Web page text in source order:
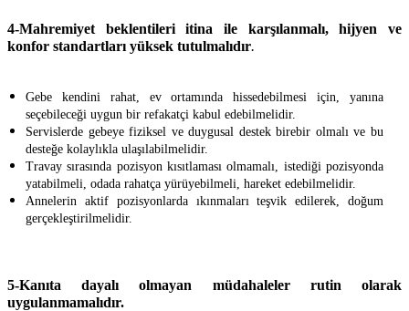
4-Mahremiyet beklentileri itina ile karşılanmalı, hijyen ve
konfor standartları yüksek tutulmalıdır.
Gebe kendini rahat, ev ortamında hissedebilmesi için, yanına
seçebileceği uygun bir refakatçi kabul edebilmelidir.
Servislerde gebeye fiziksel ve duygusal destek birebir olmalı ve bu
desteğe kolaylıkla ulaşılabilmelidir.
Travay sırasında pozisyon kısıtlaması olmamalı, istediği pozisyonda
yatabilmeli, odada rahatça yürüyebilmeli, hareket edebilmelidir.
Annelerin aktif pozisyonlarda ıkınmaları teşvik edilerek, doğum
gerçekleştirilmelidir.
5-Kanıta dayalı olmayan müdahaleler rutin olarak
uygulanmamalıdır.